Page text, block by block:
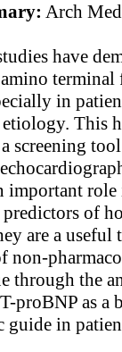
Arch
have
in
This
screening
important
of
are a
through the
proBNP as
guide in